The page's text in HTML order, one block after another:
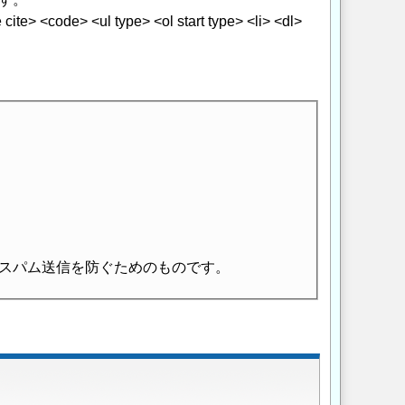
<code> <ul type> <ol start type> <li> <dl>
ム送信を防ぐためのものです。